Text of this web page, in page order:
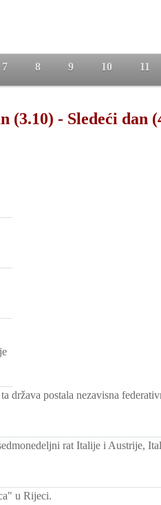
7 8 9 10 11
(3.10) - Sledeći dan
država postala nezavisna
rat Italije i Austrije,
u Rijeci.